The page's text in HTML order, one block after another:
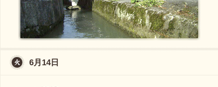
6月14日